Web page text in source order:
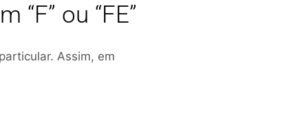
ou “FE”
Assim, em